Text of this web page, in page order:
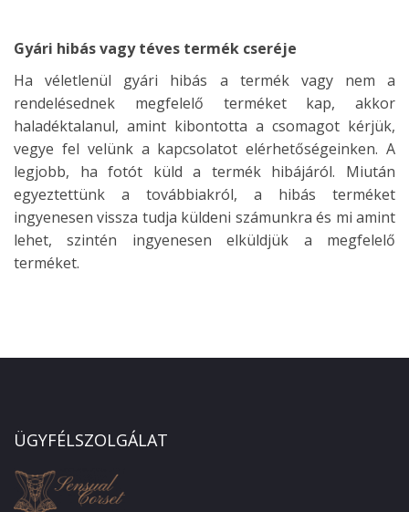
Gyári hibás vagy téves termék cseréje
Ha véletlenül gyári hibás a termék vagy nem a
rendelésednek megfelelő terméket kap, akkor
haladéktalanul, amint kibontotta a csomagot kérjük,
vegye fel velünk a kapcsolatot elérhetőségeinken. A
legjobb, ha fotót küld a termék hibájáról. Miután
egyeztettünk a továbbiakról, a hibás terméket
ingyenesen vissza tudja küldeni számunkra és mi amint
lehet, szintén ingyenesen elküldjük a megfelelő
terméket.
ÜGYFÉLSZOLGÁLAT